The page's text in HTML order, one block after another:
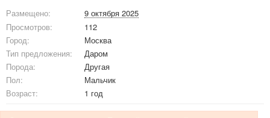
Размещено:
9 октября 2025
Просмотров:
112
Город:
Москва
Тип предложения:
Даром
Порода:
Другая
Пол:
Мальчик
Возраст:
1 год